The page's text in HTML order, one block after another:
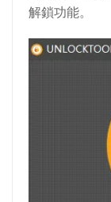
解鎖功能。